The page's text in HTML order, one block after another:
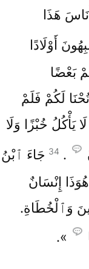
هَذَا
أَوْلَادًا
بَعْضًا
لَكُمْ فَلَمْ
يَأْكُلُ خُبْزًا وَلَا
.
34 جَاءَ ٱبْنُ
إِنْسَانٌ
وَٱلْخُطَاةِ.
».